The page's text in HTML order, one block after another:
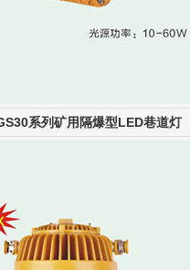
系列矿用隔爆型LED巷道灯